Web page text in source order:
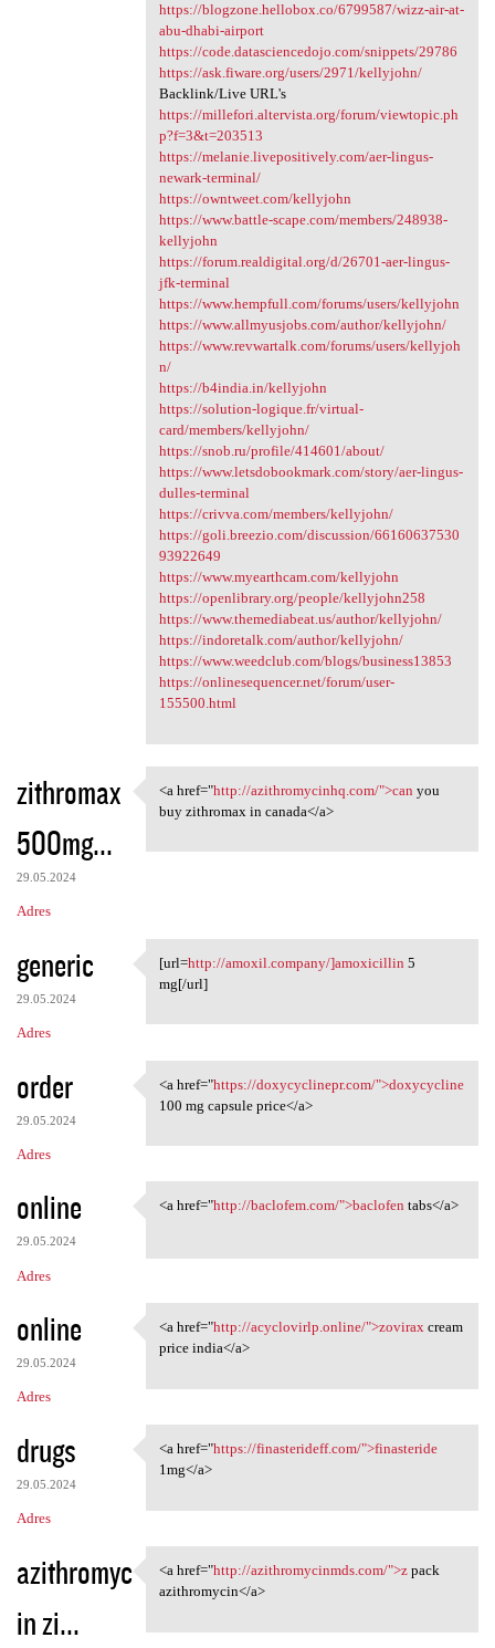
https://blogzone.hellobox.co/6799587/wizz-air-at-
abu-dhabi-airport
https://code.datasciencedojo.com/snippets/29786
https://ask.fiware.org/users/2971/kellyjohn/
Backlink/Live URL's
https://millefori.altervista.org/forum/viewtopic.ph
p?f=3&t=203513
https://melanie.livepositively.com/aer-lingus-
newark-terminal/
https://owntweet.com/kellyjohn
https://www.battle-scape.com/members/248938-
kellyjohn
https://forum.realdigital.org/d/26701-aer-lingus-
jfk-terminal
https://www.hempfull.com/forums/users/kellyjohn
https://www.allmyusjobs.com/author/kellyjohn/
https://www.revwartalk.com/forums/users/kellyjoh
n/
https://b4india.in/kellyjohn
https://solution-logique.fr/virtual-
card/members/kellyjohn/
https://snob.ru/profile/414601/about/
https://www.letsdobookmark.com/story/aer-lingus-
dulles-terminal
https://crivva.com/members/kellyjohn/
https://goli.breezio.com/discussion/66160637530
93922649
https://www.myearthcam.com/kellyjohn
https://openlibrary.org/people/kellyjohn258
https://www.themediabeat.us/author/kellyjohn/
https://indoretalk.com/author/kellyjohn/
https://www.weedclub.com/blogs/business13853
https://onlinesequencer.net/forum/user-
155500.html
zithromax
500mg...
29.05.2024
Adres
<a href="http:/
<a href="http://azithromycinhq.com/">can you
buy zithromax in canada</a>
generic
29.05.2024
Adres
[url=http://amoxil.company/
[url=http://amoxil.company/]amoxicillin 5
mg[/url]
order
29.05.2024
Adres
<a href="https:/
<a href="https://doxycyclinepr.com/">doxycycline
100 mg capsule price</a>
online
29.05.2024
Adres
<a href="http://baclofem.com/
<a href="http://baclofem.com/">baclofen tabs</a>
online
29.05.2024
Adres
<a href="http://acyclovirlp
<a href="http://acyclovirlp.online/">zoviraxcream
price india</a>
drugs
29.05.2024
Adres
<a href="https:/
<a href="https://finasterideff.com/">finasteride
1mg</a>
azithromyc
in zi...
<a href="http:/
<a href="http://azithromycinmds.com/">zpack
azithromycin</a>